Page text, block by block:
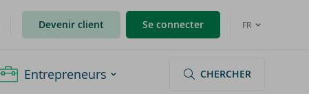
Devenir client Se connecter FR
Entrepreneurs CHERCHER